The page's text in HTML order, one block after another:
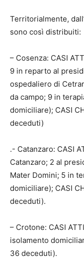
Territorialmente,
sono così distribuiti:
– Cosenza: CASI
9 in reparto al
ospedaliero di
da campo; 9 in
domiciliare); CASI
deceduti)
.- Catanzaro: CASI
Catanzaro; 2 al
Mater Domini; 5 in
domiciliare); CASI
deceduti).
– Crotone: CASI
isolamento
36 deceduti).